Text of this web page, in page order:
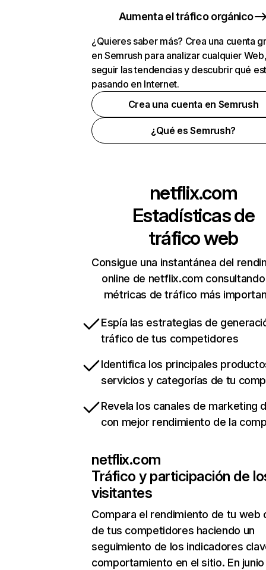
Aumenta el tráfico orgánico
¿Quieres saber más? Crea una cuenta
en Semrush para analizar cualquier
seguir las tendencias y descubrir qué
pasando en Internet.
Crea una cuenta en Semrush
¿Qué es Semrush?
netflix.com
Estadísticas de
tráfico web
Consigue una instantánea del
online de netflix.com
métricas de tráfico más
Espía las estrategias de
tráfico de tus competidores
Identifica los principales
servicios y categorías de tu
Revela los canales de marketing
con mejor rendimiento de la
netflix.com
Tráfico y participación de
visitantes
Compara el rendimiento de tu web
de tus competidores haciendo un
seguimiento de los indicadores
comportamiento en el sitio. En junio